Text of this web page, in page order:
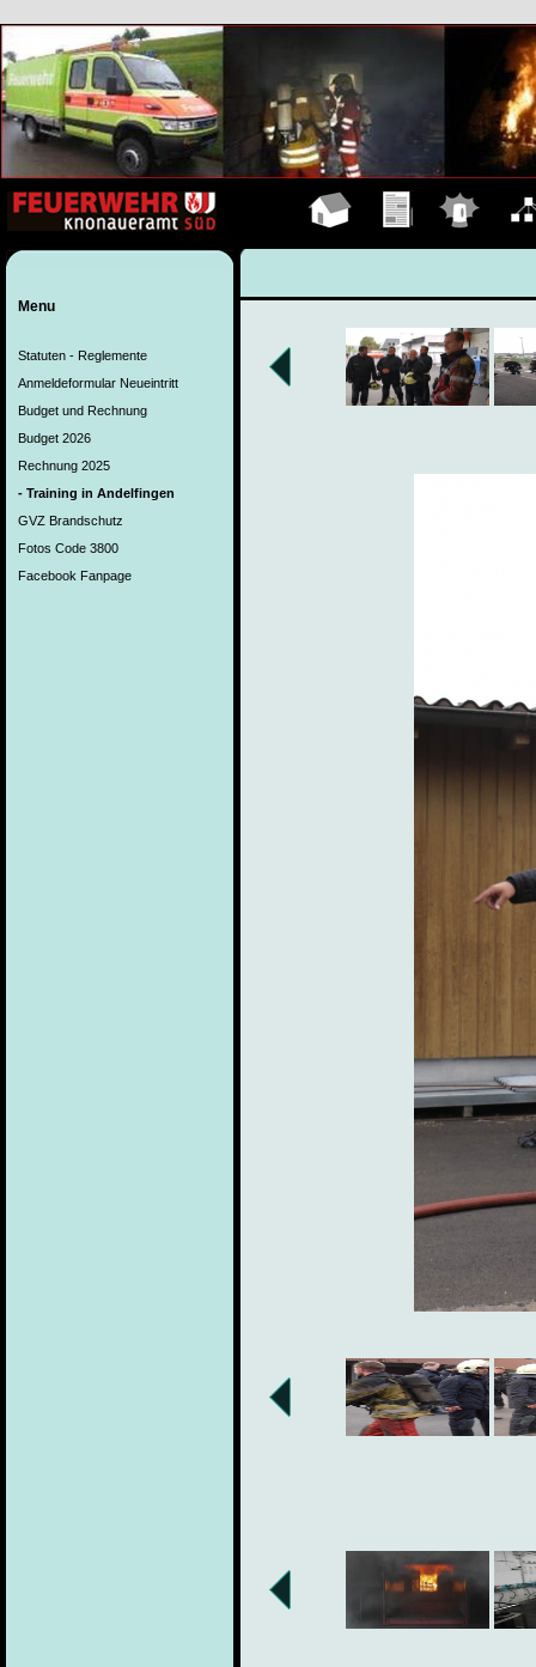
Menu
Statuten - Reglemente
Anmeldeformular Neueintritt
Budget und Rechnung
Budget 2026
Rechnung 2025
- Training in Andelfingen
GVZ Brandschutz
Fotos Code 3800
Facebook Fanpage